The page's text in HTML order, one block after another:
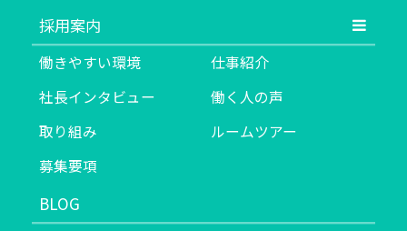
採用案内
働きやすい環境
仕事紹介
社長インタビュー
働く人の声
取り組み
ルームツアー
募集要項
BLOG